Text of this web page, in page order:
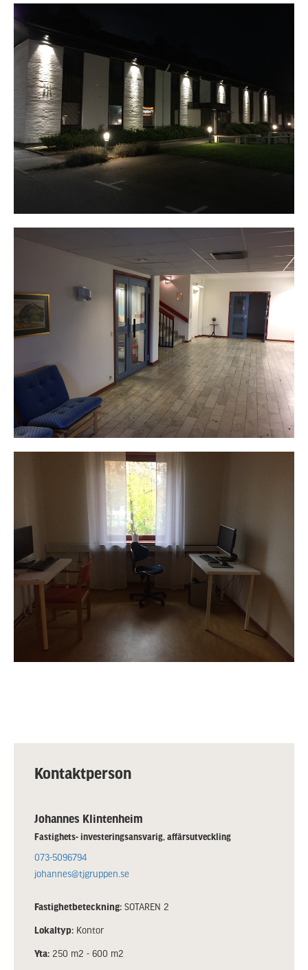
Kontaktperson
Johannes Klintenheim
Fastighets- investeringsansvarig, affärsutveckling
073-5096794
johannes@tjgruppen.se
Fastighetbeteckning: SOTAREN 2
Lokaltyp: Kontor
Yta: 250 m2 - 600 m2